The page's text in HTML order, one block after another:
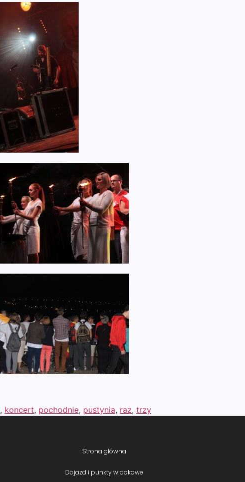
, koncert, pochodnie, pustynia, raz, trzy
Strona główna
Dojazd i punkty widokowe